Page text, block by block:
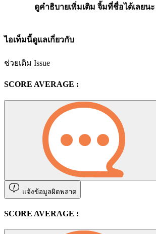
ดูคำธิบายเพิ่มเติม จิ้มที่ชื่อได้เลยนะ
ไอเท็มนี้ดูแลเกี่ยวกับ
ช่วยเติม Issue
SCORE AVERAGE :
แจ้งข้อมูลผิดพลาด
SCORE AVERAGE :